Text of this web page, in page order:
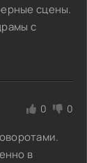
сцены.
с
0 0
в